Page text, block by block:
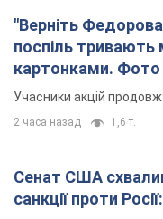
"Верніть
поспіль тривають
картонками. Фото
Учасники акцій
2 часа назад 1,6 т.
Сенат США
санкції проти